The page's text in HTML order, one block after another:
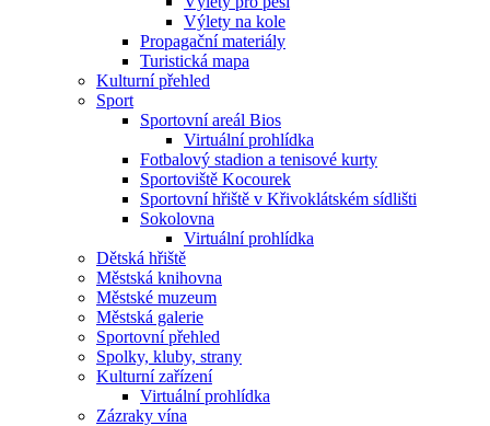
Výlety na kole
Propagační materiály
Turistická mapa
Kulturní přehled
Sport
Sportovní areál Bios
Virtuální prohlídka
Fotbalový stadion a tenisové kurty
Sportoviště Kocourek
Sportovní hřiště v Křivoklátském sídlišti
Sokolovna
Virtuální prohlídka
Dětská hřiště
Městská knihovna
Městské muzeum
Městská galerie
Sportovní přehled
Spolky, kluby, strany
Kulturní zařízení
Virtuální prohlídka
Zázraky vína